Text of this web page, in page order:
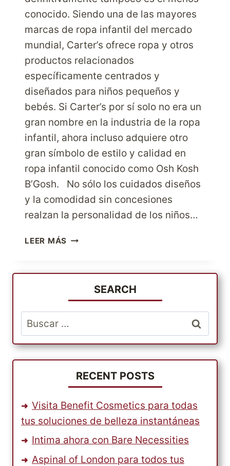
conocido. Siendo una de las mayores
marcas de ropa infantil del mercado
mundial, Carter’s ofrece ropa y otros
productos relacionados
específicamente centrados y
diseñados para niños pequeños y
bebés. Si Carter’s por sí solo no era un
gran nombre en la industria de la ropa
infantil, ahora incluso adquiere otro
gran símbolo de estilo y calidad en
ropa infantil conocido como Osh Kosh
B’Gosh. No sólo los cuidados diseños
y la comodidad sin concesiones
realzan la personalidad de los niños…
LEER MÁS VISTE
HIJOS
ESTILO
CON
CARTER’S
SEARCH
Buscar:
RECENT POSTS
Visita Benefit Cosmetics para todas
tus soluciones de belleza instantáneas
Intima ahora con Bare Necessities
Aspinal of London para todos tus